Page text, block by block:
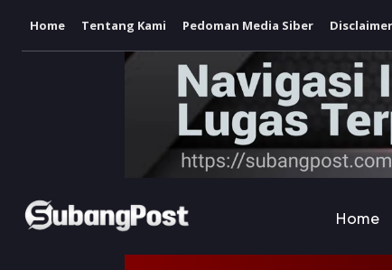
Home Tentang Kami Pedoman Media Siber Disclaimer
Home